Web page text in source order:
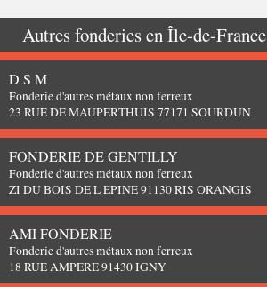
Autres fonderies enÎle-de-France
D S M
Fonderie d'autres métaux non ferreux
23 RUE DE MAUPERTHUIS 77171 SOURDUN
FONDERIE DE GENTILLY
Fonderie d'autres métaux non ferreux
ZI DU BOIS DE L EPINE 91130 RIS ORANGIS
AMI FONDERIE
Fonderie d'autres métaux non ferreux
18 RUE AMPERE 91430 IGNY